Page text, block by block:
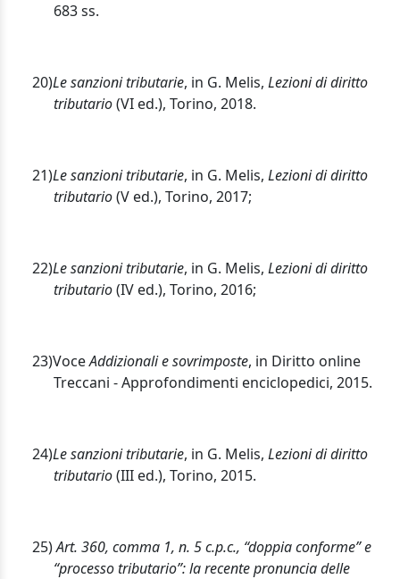
683 ss.
20)Le sanzioni tributarie, in G. Melis, Lezioni di diritto
tributario(VI ed.), Torino, 2018.
21)Le sanzioni tributarie, in G. Melis, Lezioni di diritto
tributario(V ed.), Torino, 2017;
22)Le sanzioni tributarie, in G. Melis, Lezioni di diritto
tributario(IV ed.), Torino, 2016;
23)VoceAddizionali e sovrimposte, in Diritto online
Treccani - Approfondimenti enciclopedici, 2015.
24)Le sanzioni tributarie, in G. Melis, Lezioni di diritto
tributario(III ed.), Torino, 2015.
25)Art. 360, comma 1, n. 5 c.p.c., “doppia conforme” e
“processo tributario”: la recente pronuncia delle